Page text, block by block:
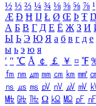
½ ⅓ ⅔ ¼ ¾ ⅛ ⅜ ⅝ ⅞ ¹
Æ Ð Ħ Ĳ Ł Ø Œ Þ Ŧ Ŋ
А Б В Г Д Е Ё Ж З И
Ы Ь Э Ю Я а б в г д е
ы ь э ю я
′ ″ ℃ Å ￠ ￡ ￥ ¤ ℉
㎙ ㎚ ㎛ ㎜ ㎝ ㎞ ㎟
㎱ ㎲ ㎳ ㎴ ㎵ ㎶ ㎷
㎒ ㎓ ㎔ Ω ㏀ ㏁ ㎊ ㎋